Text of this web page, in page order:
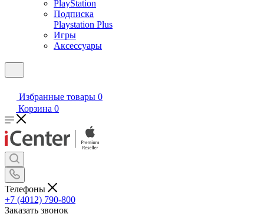
PlayStation
Подписка
Playstation Plus
Игры
Аксессуары
Избранные товары 0
Корзина 0
Телефоны
+7 (4012) 790-800
Заказать звонок